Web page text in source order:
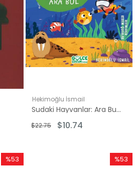
Hekimoğlu İsmail
Sudaki Hayvanlar: Ara Bul - Allah Ne Güzel Yaratmış
$10.74
$22.75
%53
%53